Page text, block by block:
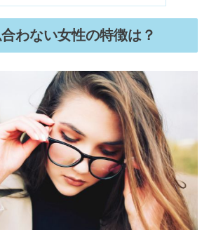
POLO ASSN.はダサい？ラルフロ
レンとの違い&年齢層も
クオリアのビジネスはやばい？愛用芸
能人｜初期費用&仕組み
アルビオンを使い続けると？乳液だけ
ってる人&やめた理由の口コミ
シンデレラ体重は気持ち悪い？見た目
わない女性の特徴は？